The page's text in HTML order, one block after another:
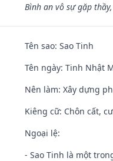
Bình an vô sự gặp
Tên sao: Sao Tinh
Tên ngày: Tinh Nhật
Nên làm: Xây dựng
Kiêng cữ: Chôn cất,
Ngoại lệ:
- Sao Tinh là một